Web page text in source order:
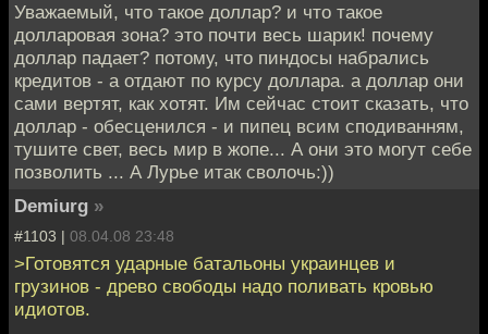
Уважаемый, что такое доллар? и что такое
долларовая зона? это почти весь шарик! почему
доллар падает? потому, что пиндосы набрались
кредитов - а отдают по курсу доллара. а доллар они
сами вертят, как хотят. Им сейчас стоит сказать, что
доллар - обесценился - и пипец всим сподиванням,
тушите свет, весь мир в жопе... А они это могут себе
позволить ... А Лурье итак сволочь:))
Demiurg »
#1103 | 08.04.08 23:48
>Готовятся ударные батальоны украинцев и
грузинов - древо свободы надо поливать кровью
идиотов.